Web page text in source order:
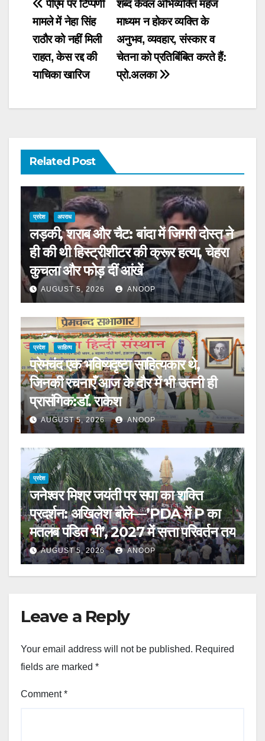
Post
navigation
शब्द केवल अभिव्यक्ति महज
माध्यम न होकर व्यक्ति के
अनुभव, व्यवहार, संस्कार व
चेतना को प्रतिबिंबित करते हैं:
प्रो.अलका
पीएम पर टिप्पणी
मामले में नेहा सिंह
राठौर को नहीं मिली
राहत, केस रद्द की
याचिका खारिज
Related Post
प्रदेश अपराध
लड़की, शराब और चैट: बांदा में जिगरी दोस्त ने
ही की थी हिस्ट्रीशीटर की क्रूर हत्या, चेहरा
कुचला और फोड़ दीं आंखें
AUGUST 5, 2026 ANOOP
प्रदेश साहित्य
प्रेमचंद एक भविष्यदृष्टा साहित्यकार थे,
जिनकी रचनाएँ आज के दौर में भी उतनी ही
प्रासंगिक:डॉ. राकेश
AUGUST 5, 2026 ANOOP
प्रदेश
जनेश्वर मिश्र जयंती पर सपा का शक्ति
प्रदर्शन: अखिलेश बोले—’PDA में P का
मतलब पंडित भी’, 2027 में सत्ता परिवर्तन तय
AUGUST 5, 2026 ANOOP
Leave a Reply
Your email address will not be published. Required
fields are marked *
Comment*